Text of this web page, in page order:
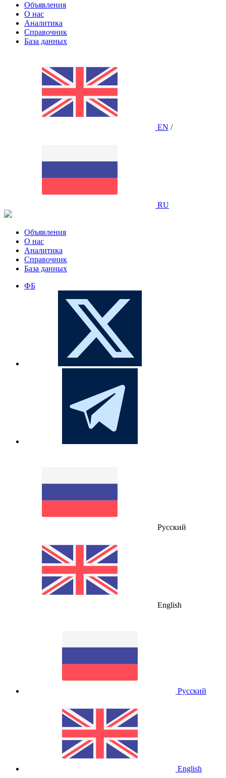
Объявления
О нас
Аналитика
Справочник
База данных
EN /
RU
Объявления
О нас
Аналитика
Справочник
База данных
ФБ
Русский
English
Русский
English